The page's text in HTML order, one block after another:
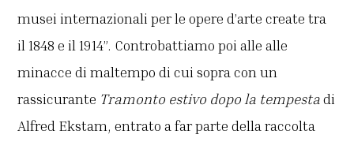
musei internazionali per le opere d’arte create tra
il 1848 e il 1914”. Controbattiamo poi alle alle
minacce di maltempo di cui sopra con un
rassicurante Tramonto estivo dopo la tempestadi
Alfred Ekstam, entrato a far parte della raccolta